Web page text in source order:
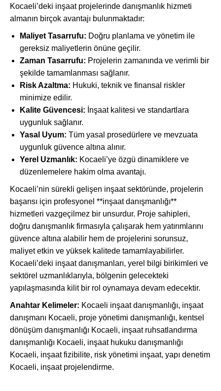
Kocaeli’deki inşaat projelerinde danışmanlık hizmeti
almanın birçok avantajı bulunmaktadır:
Maliyet Tasarrufu: Doğru planlama ve yönetim ile
gereksiz maliyetlerin önüne geçilir.
Zaman Tasarrufu: Projelerin zamanında ve verimli bir
şekilde tamamlanması sağlanır.
Risk Azaltma: Hukuki, teknik ve finansal riskler
minimize edilir.
Kalite Güvencesi: İnşaat kalitesi ve standartlara
uygunluk sağlanır.
Yasal Uyum: Tüm yasal prosedürlere ve mevzuata
uygunluk güvence altına alınır.
Yerel Uzmanlık: Kocaeli’ye özgü dinamiklere ve
düzenlemelere hakim olma avantajı.
Kocaeli’nin sürekli gelişen inşaat sektöründe, projelerin
başarısı için profesyonel **inşaat danışmanlığı**
hizmetleri vazgeçilmez bir unsurdur. Proje sahipleri,
doğru danışmanlık firmasıyla çalışarak hem yatırımlarını
güvence altına alabilir hem de projelerini sorunsuz,
maliyet etkin ve yüksek kalitede tamamlayabilirler.
Kocaeli’deki inşaat danışmanları, yerel bilgi birikimleri ve
sektörel uzmanlıklarıyla, bölgenin gelecekteki
yapılaşmasında kilit bir rol oynamaya devam edecektir.
Anahtar Kelimeler: Kocaeli inşaat danışmanlığı, inşaat
danışmanı Kocaeli, proje yönetimi danışmanlığı, kentsel
dönüşüm danışmanlığı Kocaeli, inşaat ruhsatlandırma
danışmanlığı Kocaeli, inşaat hukuku danışmanlığı
Kocaeli, inşaat fizibilite, risk yönetimi inşaat, yapı denetim
Kocaeli, inşaat projelendirme.